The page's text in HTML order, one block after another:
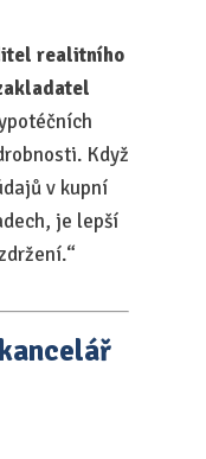
realitního
Když
v kupní
je lepší